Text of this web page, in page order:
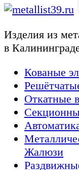
Изделия из
в
Кованые
Откатные
Жалюзи